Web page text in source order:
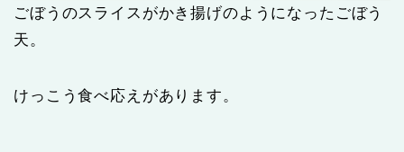
ごぼうのスライスがかき揚げのようになったごぼう
天。
けっこう食べ応えがあります。